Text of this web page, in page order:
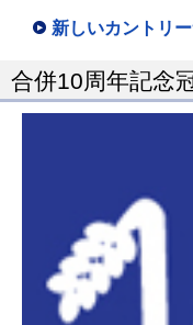
新しいカントリ
合併10周年記念